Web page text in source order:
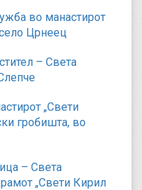
во манастирот
Црнеец
– Света
„Свети
гробишта, во
– Света
„Свети Кирил